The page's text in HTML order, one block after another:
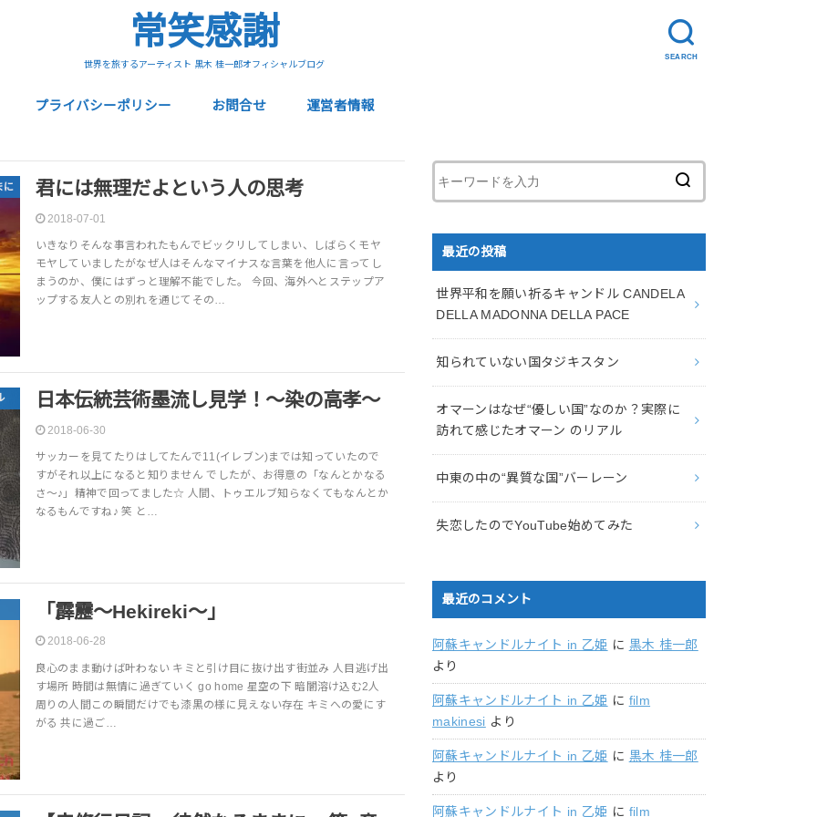
SEARCH
常笑感謝
世界を旅するアーティスト 黒木 桂一郎オフィシャルブログ
プライバシーポリシー お問合せ 運営者情報
に 君には無理だよという人の思考
2018-07-01
いきなりそんな事言われたもんでビックリしてしまい、しばらくモヤ
モヤしていましたがなぜ人はそんなマイナスな言葉を他人に言ってし
まうのか、僕にはずっと理解不能でした。 今回、海外へとステップア
ップする友人との別れを通じてその…
日本伝統芸術墨流し見学！〜染の高孝〜
2018-06-30
サッカーを見てたりはしてたんで11(イレブン)までは知っていたので
すがそれ以上になると知りません でしたが、お得意の「なんとかなる
さ〜♪」精神で回ってました☆ 人間、トゥエルブ知らなくてもなんとか
なるもんですね♪ 笑 と…
「霹靂〜Hekireki〜」
2018-06-28
良心のまま動けば叶わない キミと引け目に抜け出す街並み 人目逃げ出
す場所 時間は無情に過ぎていく go home 星空の下 暗闇溶け込む2人
周りの人間この瞬間だけでも漆黒の様に見えない存在 キミへの愛にす
がる 共に過ご…
最近の投稿
世界平和を願い祈るキャンドル CANDELA
DELLA MADONNA DELLA PACE
知られていない国タジキスタン
オマーンはなぜ“優しい国”なのか？実際に
訪れて感じたオマーン のリアル
中東の中の“異質な国”バーレーン
失恋したのでYouTube始めてみた
最近のコメント
阿蘇キャンドルナイト in 乙姫 に 黒木 桂一郎
より
阿蘇キャンドルナイト in 乙姫 に film
makinesi より
阿蘇キャンドルナイト in 乙姫 に 黒木 桂一郎
より
阿蘇キャンドルナイト in 乙姫 に film